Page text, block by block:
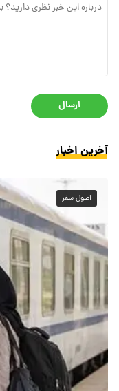
ارسال
آخرین اخبار
اصول سفر